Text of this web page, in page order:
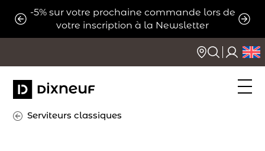
-5% sur votre prochaine commande lors de
votre inscription à la Newsletter
Serviteurs classiques